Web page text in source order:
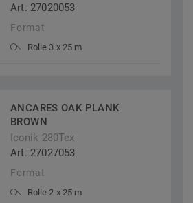
Art. 27020053
Format
Rolle 3 x 25 m
ANCARES OAK PLANK
BROWN
Iconik 280Tex
Art. 27027053
Format
Rolle 2 x 25 m